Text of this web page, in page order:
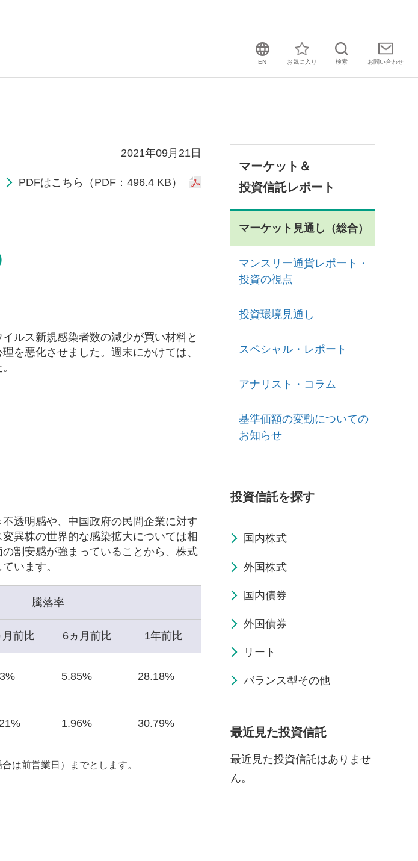
EN お気に入り 検索 お問い合わせ
2021年09月21日
PDFはこちら（PDF：496.4 KB）
ルス新規感染者数の減少が買い材料と
を悪化させました。週末にかけては、
透明感や、中国政府の民間企業に対す
異株の世界的な感染拡大については相
割安感が強まっていることから、株式
います。
騰落率
月前比 6ヵ月前比 1年前比
5.85% 28.18%
1.96% 30.79%
は前営業日）までとします。
マーケット＆
投資信託レポート
マーケット見通し（総合）
マンスリー通貨レポート・
投資の視点
投資環境見通し
スペシャル・レポート
アナリスト・コラム
基準価額の変動についての
お知らせ
投資信託を探す
国内株式
外国株式
国内債券
外国債券
リート
バランス型その他
最近見た投資信託
最近見た投資信託はありませ
ん。